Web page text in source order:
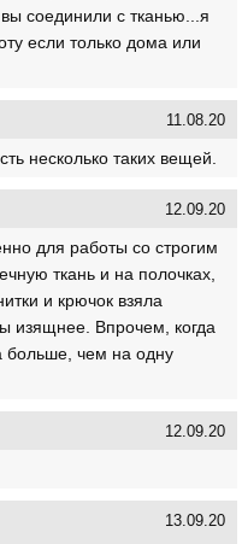
соединили с тканью...я
если только дома или
11.08.20
несколько таких вещей.
12.09.20
для работы со строгим
ткань и на полочках,
и крючок взяла
изящнее. Впрочем, когда
больше, чем на одну
12.09.20
13.09.20